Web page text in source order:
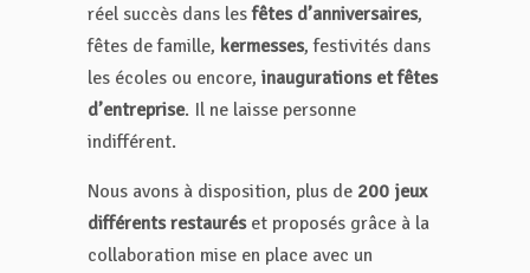
réel succès dans lesfêtes d’anniversaires,
fêtes de famille, kermesses, festivités dans
les écoles ou encore, inaugurations et fêtes
d’entreprise. Il ne laisse personne
indifférent.
Nous avons à disposition, plus de 200 jeux
différents restauréset proposés grâce à la
collaboration mise en place avec un